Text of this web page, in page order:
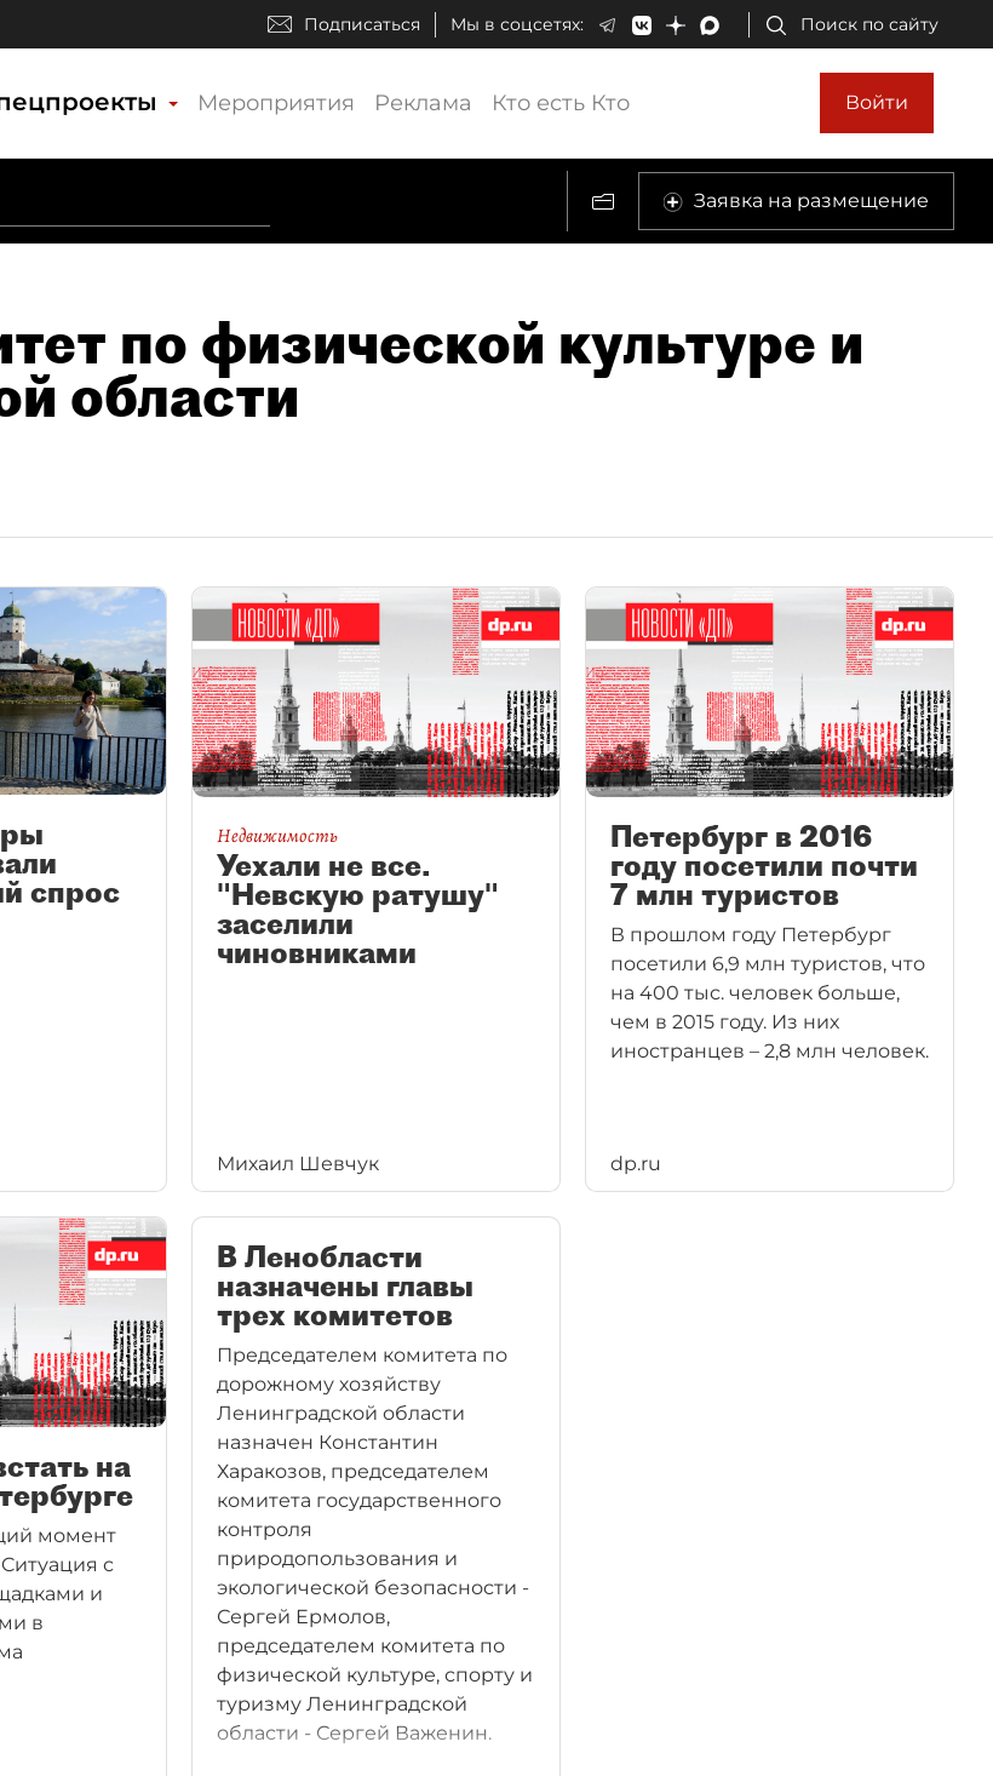
Подписаться Мы в соцсетях: Поиск по сайту
Мероприятия Реклама Кто есть Кто Войти
Заявка на размещение
по физической культуре и
области
спрос
Недвижимость
Уехали не все.
"Невскую ратушу"
заселили
чиновниками
Михаил Шевчук
Петербург в 2016
году посетили почти
7 млн туристов
В прошлом году Петербург
посетили 6,9 млн туристов, что
на 400 тыс. человек больше,
чем в 2015 году. Из них
иностранцев – 2,8 млн человек.
dp.ru
на
момент
с
и
в
В Ленобласти
назначены главы
трех комитетов
Председателем комитета по
дорожному хозяйству
Ленинградской области
назначен Константин
Харакозов, председателем
комитета государственного
контроля
природопользования и
экологической безопасности -
Сергей Ермолов,
председателем комитета по
физической культуре, спорту и
туризму Ленинградской
области - Сергей Важенин.